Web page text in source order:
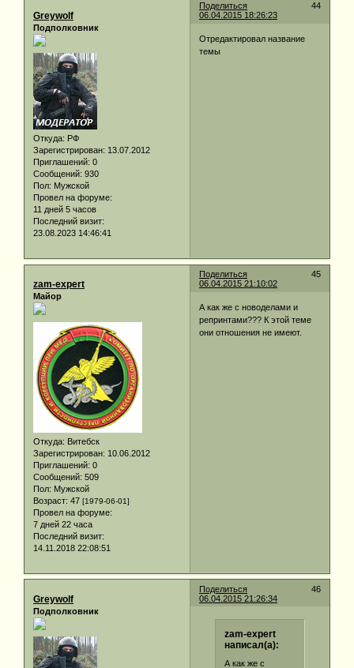
Поделиться
44
06.04.2015 18:26:23
Greywolf
Подполковник
Откуда: РФ
Зарегистрирован: 13.07.2012
Приглашений: 0
Сообщений: 930
Пол: Мужской
Провел на форуме:
11 дней 5 часов
Последний визит:
23.08.2023 14:46:41
Отредактировал название
темы
Поделиться
45
06.04.2015 21:10:02
zam-expert
Майор
Откуда: Витебск
Зарегистрирован: 10.06.2012
Приглашений: 0
Сообщений: 509
Пол: Мужской
Возраст: 47 [1979-06-01]
Провел на форуме:
7 дней 22 часа
Последний визит:
14.11.2018 22:08:51
А как же с новоделами и
репринтами??? К этой теме
они отношения не имеют.
Поделиться
46
06.04.2015 21:26:34
Greywolf
Подполковник
zam-expert
написал(а):
А как же с